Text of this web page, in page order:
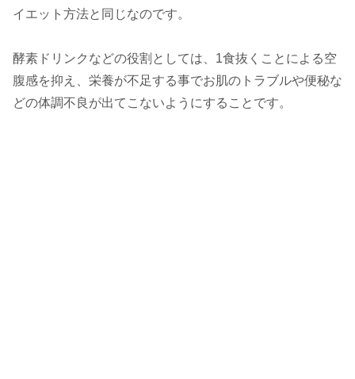
イエット方法と同じなのです。
酵素ドリンクなどの役割としては、1食抜くことによる空
腹感を抑え、栄養が不足する事でお肌のトラブルや便秘な
どの体調不良が出てこないようにすることです。